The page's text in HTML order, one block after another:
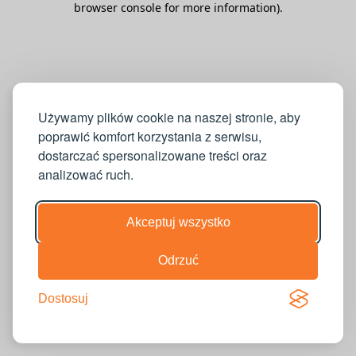
Używamy plików cookie na naszej stronie, aby
poprawić komfort korzystania z serwisu,
dostarczać spersonalizowane treści oraz
analizować ruch.
Akceptuj wszystko
Odrzuć
Dostosuj
browser console for more information).